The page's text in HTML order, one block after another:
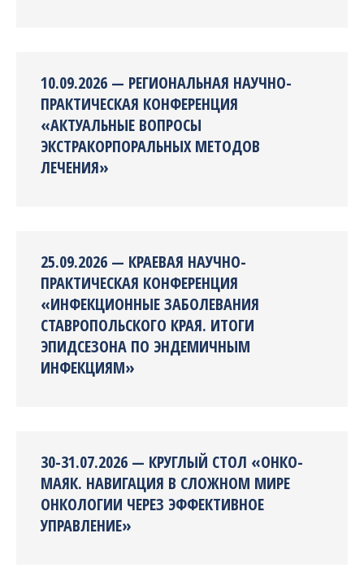
10.09.2026 — РЕГИОНАЛЬНАЯ НАУЧНО-
ПРАКТИЧЕСКАЯ КОНФЕРЕНЦИЯ
«АКТУАЛЬНЫЕ ВОПРОСЫ
ЭКСТРАКОРПОРАЛЬНЫХ МЕТОДОВ
ЛЕЧЕНИЯ»
25.09.2026 — КРАЕВАЯ НАУЧНО-
ПРАКТИЧЕСКАЯ КОНФЕРЕНЦИЯ
«ИНФЕКЦИОННЫЕ ЗАБОЛЕВАНИЯ
СТАВРОПОЛЬСКОГО КРАЯ. ИТОГИ
ЭПИДСЕЗОНА ПО ЭНДЕМИЧНЫМ
ИНФЕКЦИЯМ»
30-31.07.2026 — КРУГЛЫЙ СТОЛ «ОНКО-
МАЯК. НАВИГАЦИЯ В СЛОЖНОМ МИРЕ
ОНКОЛОГИИ ЧЕРЕЗ ЭФФЕКТИВНОЕ
УПРАВЛЕНИЕ»